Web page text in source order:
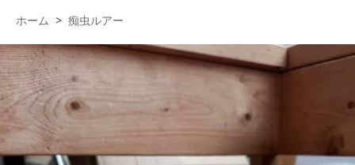
ホーム > 痴虫ルアー